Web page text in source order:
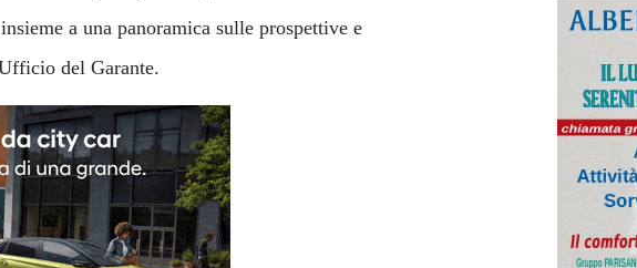
a una panoramica sulle prospettive e
del Garante.